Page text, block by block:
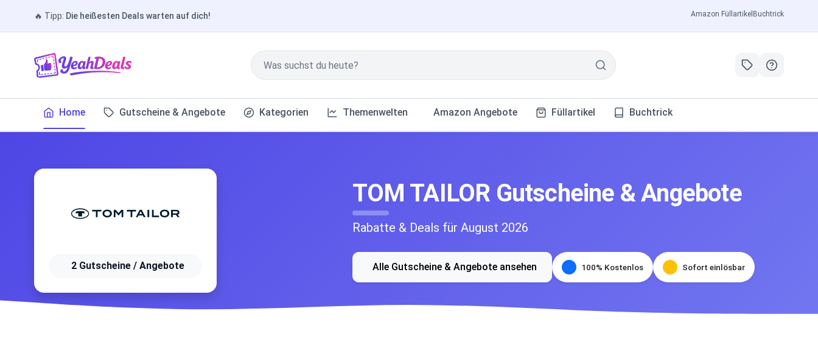
🔥 Tipp: Die heißesten Deals warten auf dich! Amazon Füllartikel Buchtrick
Home Gutscheine & Angebote Kategorien Themenwelten Amazon Angebote Füllartikel Buchtrick
2 Gutscheine / Angebote
TOM TAILOR Gutscheine & Angebote
Rabatte & Deals für August 2026
Alle Gutscheine & Angebote ansehen 100% Kostenlos Sofort einlösbar